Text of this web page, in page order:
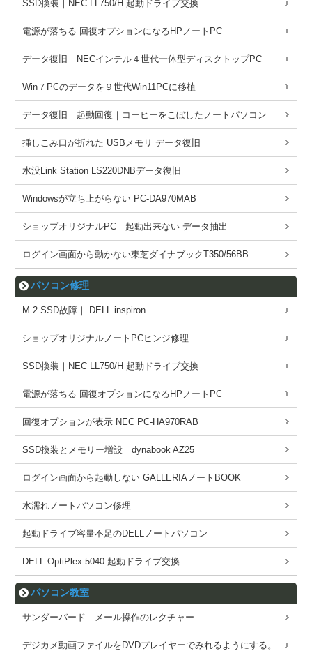
SSD換装｜NEC LL750/H 起動ドライブ交換
電源が落ちる 回復オプションになるHPノートPC
データ復旧｜NECインテル４世代一体型ディスクトップPC
Win７PCのデータを９世代Win11PCに移植
データ復旧 起動回復｜コーヒーをこぼしたノートパソコン
挿しこみ口が折れた USBメモリ データ復旧
水没Link Station LS220DNBデータ復旧
Windowsが立ち上がらない PC-DA970MAB
ショップオリジナルPC 起動出来ない データ抽出
ログイン画面から動かない東芝ダイナブックT350/56BB
パソコン修理
M.2 SSD故障｜ DELL inspiron
ショップオリジナルノートPCヒンジ修理
SSD換装｜NEC LL750/H 起動ドライブ交換
電源が落ちる 回復オプションになるHPノートPC
回復オプションが表示 NEC PC-HA970RAB
SSD換装とメモリー増設｜dynabook AZ25
ログイン画面から起動しない GALLERIAノートBOOK
水濡れノートパソコン修理
起動ドライブ容量不足のDELLノートパソコン
DELL OptiPlex 5040 起動ドライブ交換
パソコン教室
サンダーバード メール操作のレクチャー
デジカメ動画ファイルをDVDプレイヤーでみれるようにする。